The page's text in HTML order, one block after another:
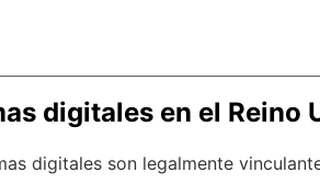
digitales en el Reino
digitales son legalmente